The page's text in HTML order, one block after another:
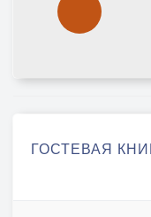
ГОСТЕВАЯ